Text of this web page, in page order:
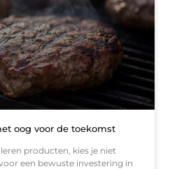
oog voor de toekomst
producten, kies je niet
een bewuste investering in